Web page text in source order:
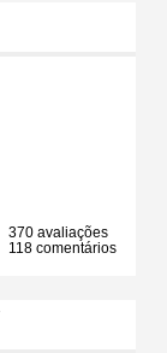
370 avaliações
118 comentários